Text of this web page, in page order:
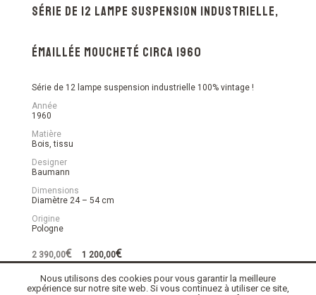
Série de 12 lampe suspension industrielle,
émaillée moucheté circa 1960
Série de 12 lampe suspension industrielle 100% vintage !
Année
1960
Matière
Bois, tissu
Designer
Baumann
Dimensions
Diamètre 24 – 54 cm
Origine
Pologne
2 390,00€
prix
était :
1 200,00€
Le
prix
est :
En stock
Nous utilisons des cookies pour vous garantir la meilleure
expérience sur notre site web. Si vous continuez à utiliser ce site,